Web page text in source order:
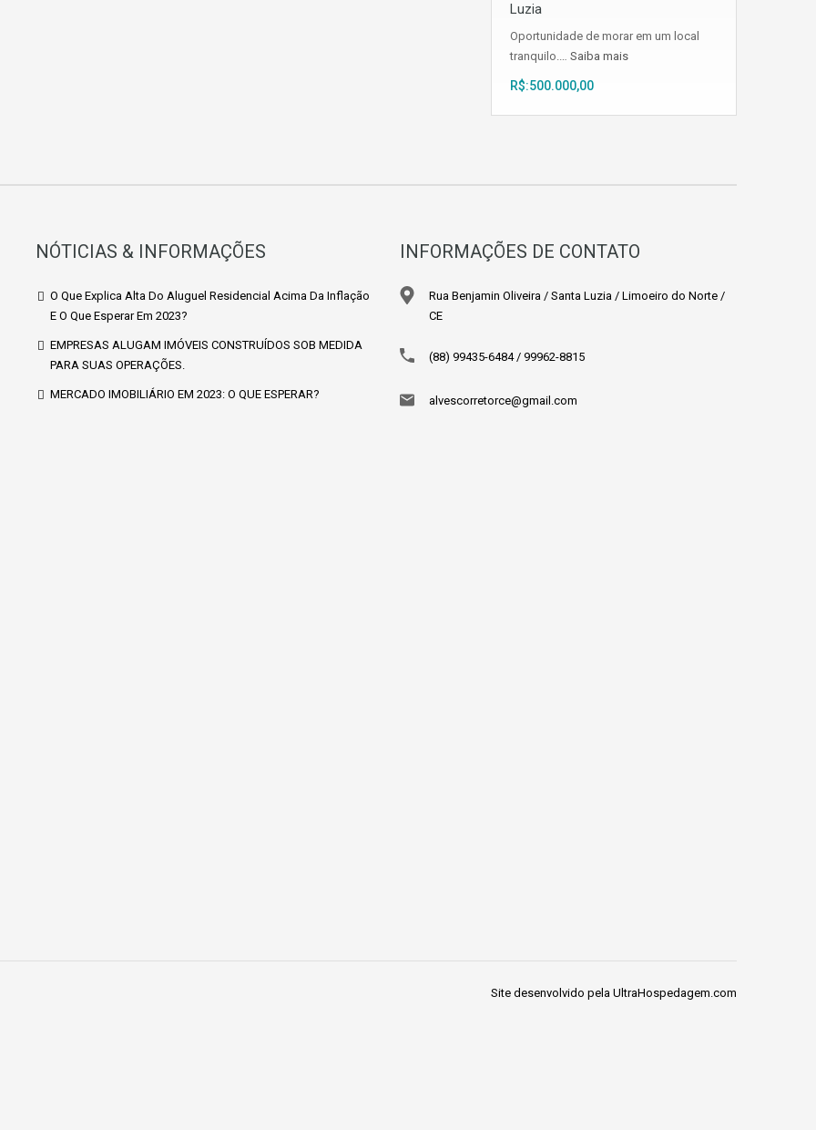
Luzia
Oportunidade de morar em um local
tranquilo.… Saiba mais
R$:500.000,00
NÓTICIAS & INFORMAÇÕES
O Que Explica Alta Do Aluguel Residencial Acima Da Inflação
E O Que Esperar Em 2023?
EMPRESAS ALUGAM IMÓVEIS CONSTRUÍDOS SOB MEDIDA
PARA SUAS OPERAÇÕES.
MERCADO IMOBILIÁRIO EM 2023: O QUE ESPERAR?
INFORMAÇÕES DE CONTATO
Rua Benjamin Oliveira / Santa Luzia / Limoeiro do Norte /
CE
(88) 99435-6484 / 99962-8815
alvescorretorce@gmail.com
Site desenvolvido pela UltraHospedagem.com